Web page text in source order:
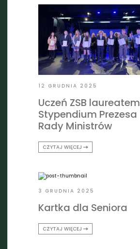
12 GRUDNIA 2025
Uczeń ZSB laureatem
Stypendium Prezesa
Rady Ministrów
CZYTAJ WIĘCEJ
3 GRUDNIA 2025
Kartka dla Seniora
CZYTAJ WIĘCEJ